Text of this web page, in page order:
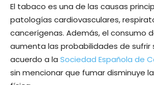
El tabaco es una de las causas
patologías cardiovasculares,
cancerígenas. Además, el consumo
aumenta las probabilidades de sufrir
acuerdo a la Sociedad Española de
sin mencionar que fumar disminuye